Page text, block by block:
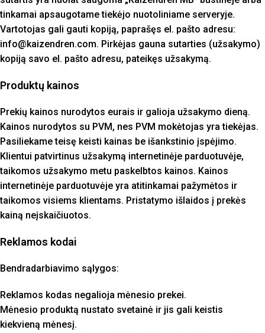
tinkamai apsaugotame tiekėjo nuotoliniame serveryje.
Vartotojas gali gauti kopiją, paprašęs el. pašto adresu:
info@kaizendren.com. Pirkėjas gauna sutarties (užsakymo)
kopiją savo el. pašto adresu, pateikęs užsakymą.
Produktų kainos
Prekių kainos nurodytos eurais ir galioja užsakymo dieną.
Kainos nurodytos su PVM, nes PVM mokėtojas yra tiekėjas.
Pasiliekame teisę keisti kainas be išankstinio įspėjimo.
Klientui patvirtinus užsakymą internetinėje parduotuvėje,
taikomos užsakymo metu paskelbtos kainos. Kainos
internetinėje parduotuvėje yra atitinkamai pažymėtos ir
taikomos visiems klientams. Pristatymo išlaidos į prekės
kainą neįskaičiuotos.
Reklamos kodai
Bendradarbiavimo sąlygos:
Reklamos kodas negalioja mėnesio prekei.
Mėnesio produktą nustato svetainė ir jis gali keistis
kiekvieną mėnesį.